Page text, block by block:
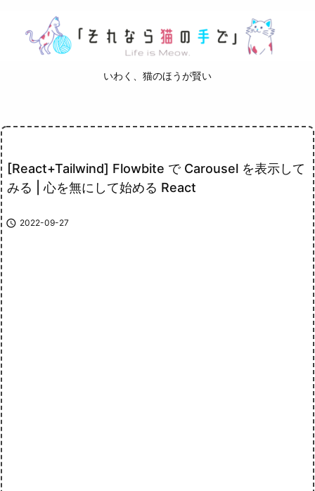
いわく、猫のほうが賢い
[React+Tailwind] Flowbite で Carousel を表示して
みる | 心を無にして始める React
 2022-09-27